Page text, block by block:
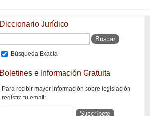
Diccionario Jurídico
Búsqueda Exacta
Boletines e Información Gratuita
Para recibir mayor información sobre legislación
registra tu email: